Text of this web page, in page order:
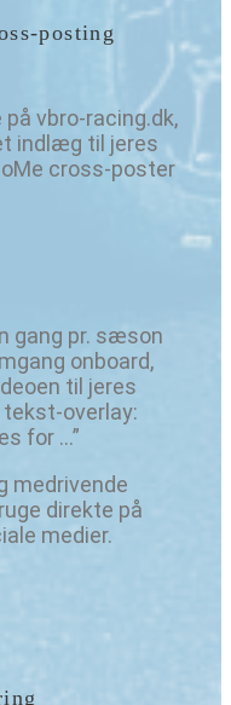
posting
vbro-racing.dk,
indlæg til jeres
cross-poster
gang pr. sæson
onboard,
til jeres
overlay:
for …”
medrivende
direkte på
medier.